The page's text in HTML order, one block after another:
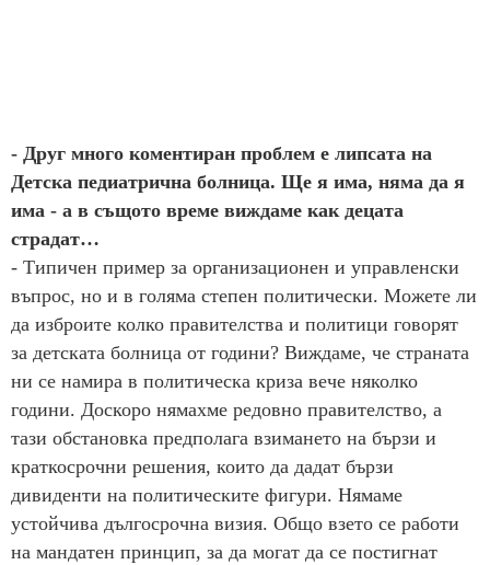
- Друг много коментиран проблем е липсата на
Детска педиатрична болница. Ще я има, няма да я
има - а в същото време виждаме как децата
страдат…
- Типичен пример за организационен и управленски
въпрос, но и в голяма степен политически. Можете ли
да изброите колко правителства и политици говорят
за детската болница от години? Виждаме, че страната
ни се намира в политическа криза вече няколко
години. Доскоро нямахме редовно правителство, а
тази обстановка предполага взимането на бързи и
краткосрочни решения, които да дадат бързи
дивиденти на политическите фигури. Нямаме
устойчива дългосрочна визия. Общо взето се работи
на мандатен принцип, за да могат да се постигнат